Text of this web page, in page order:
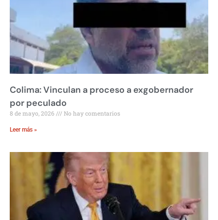
Colima: Vinculan a proceso a exgobernador
por peculado
8 de mayo, 2026 No hay comentarios
Leer más »